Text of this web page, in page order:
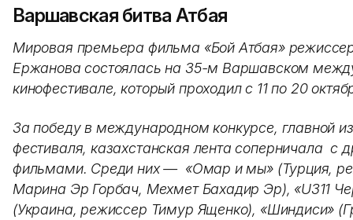
Варшавская битва Атбая
Мировая премьера фильма «Бой Атбая»
Ержанова состоялась на 35-м Варшавском
кинофестивале, который проходил с 11 по 20
За победу в международном конкурсе, главной
фестиваля, казахстанская лента соперничала с
фильмами. Среди них — «Омар и мы» (Турция,
Марина Эр Горбач, Мехмет Бахадир Эр), «U311
(Украина, режиссер Тимур Ященко), «Шиндиси»